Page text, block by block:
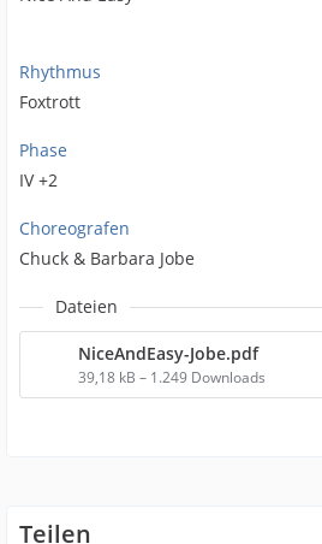
Rhythmus
Foxtrott
Phase
IV +2
Choreografen
Chuck & Barbara Jobe
Dateien
NiceAndEasy-Jobe.pdf
39,18 kB – 1.249 Downloads
Teilen